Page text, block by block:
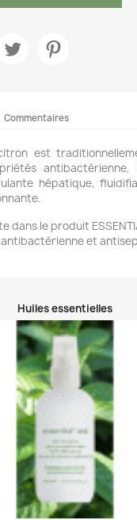
Commentaires
est
antibactérienne,
hépatique,
dans le produit
et
Huiles essentielles